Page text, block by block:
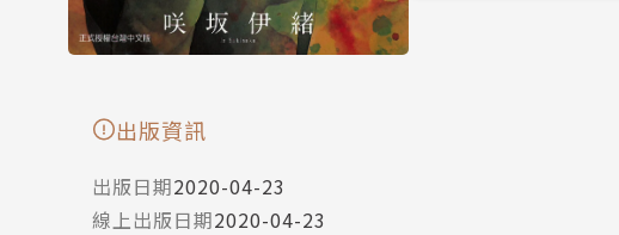
出版資訊
出版日期2020-04-23
線上出版日期2020-04-23